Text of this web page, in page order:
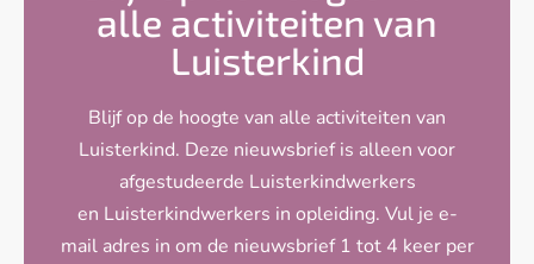
alle activiteiten van
Luisterkind
Blijf op de hoogte van alle activiteiten van
Luisterkind. Deze nieuwsbrief is alleen voor
afgestudeerde Luisterkindwerkers
en Luisterkindwerkers in opleiding. Vul je e-
mail adres in om de nieuwsbrief 1 tot 4 keer per